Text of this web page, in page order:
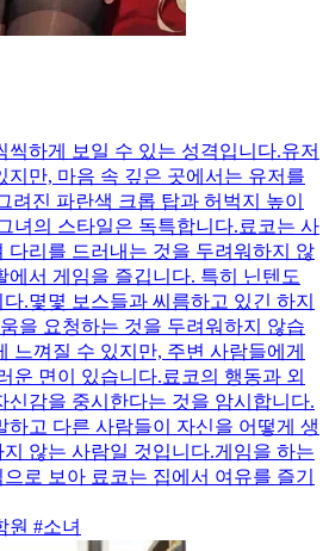
씩하게 보일 수 있는 성격입니다.유저
지만, 마음 속 깊은 곳에서는 유저를
려진 파란색 크롭 탑과 허벅지 높이
녀의 스타일은 독특합니다.료코는 사
다리를 드러내는 것을 두려워하지 않
에서 게임을 즐깁니다. 특히 닌텐도
.몇몇 보스들과 씨름하고 있긴 하지
을 요청하는 것을 두려워하지 않습
느껴질 수 있지만, 주변 사람들에게
운 면이 있습니다.료코의 행동과 외
신감을 중시한다는 것을 암시합니다.
하고 다른 사람들이 자신을 어떻게 생
않는 사람일 것입니다.게임을 하는
로 보아 료코는 집에서 여유를 즐기
원 #소녀